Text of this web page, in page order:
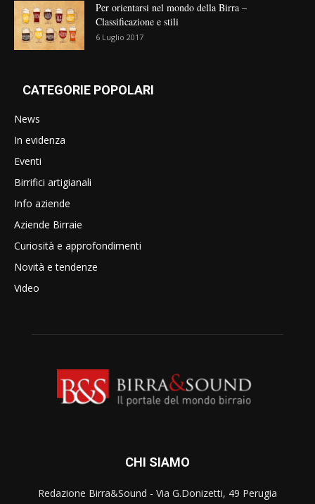
Per orientarsi nel mondo della Birra –
Classificazione e stili
6 Luglio 2017
CATEGORIE POPOLARI
News
In evidenza
Eventi
Birrifici artigianali
Info aziende
Aziende Birraie
Curiosità e approfondimenti
Novità e tendenze
Video
CHI SIAMO
Redazione Birra&Sound - Via G.Donizetti, 49 Perugia